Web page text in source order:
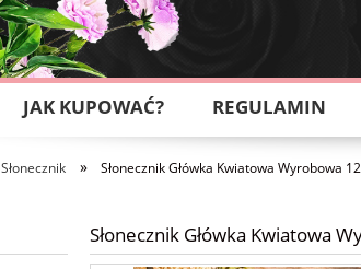
JAK KUPOWAĆ? REGULAMIN
Słonecznik » Słonecznik Główka Kwiatowa Wyrobowa
Słonecznik Główka Kwiatowa